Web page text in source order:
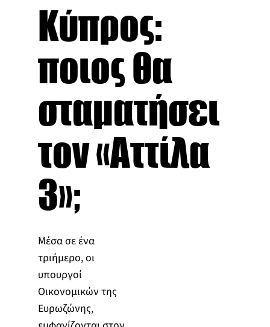
Κύπρος:
ποιος θα
σταματήσει
τον «Αττίλα
3»;
Μέσα σε ένα
τριήμερο, οι
υπουργοί
Οικονομικών της
Ευρωζώνης,